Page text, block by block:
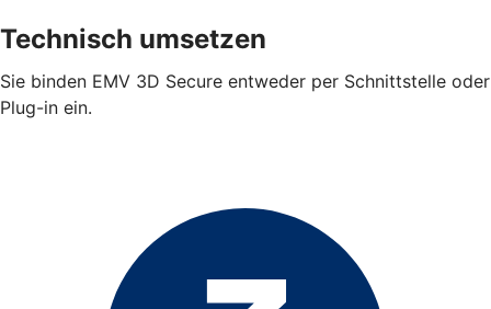
Technisch umsetzen
Sie binden EMV 3D Secure entweder per Schnittstelle oder
Plug-in ein.